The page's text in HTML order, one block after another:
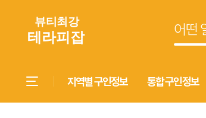
지역별 구인정보 통합 구인정보